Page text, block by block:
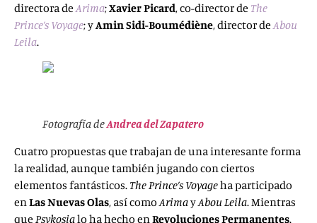
directora deArima;Xavier Picard, co-director de The
Prince’s Voyage; yAmin Sidi-Boumédiène, director deAbou
Leila.
Fotografía deAndrea del Zapatero
Cuatro propuestas que trabajan de una interesante forma
la realidad, aunque también jugando con ciertos
elementos fantásticos. The Prince’s Voyageha participado
enLas Nuevas Olas, así comoArimayAbou Leila. Mientras
que Psykosialo ha hecho enRevoluciones Permanentes.